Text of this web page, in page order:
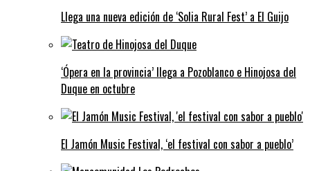
Llega una nueva edición de ‘Solia Rural Fest’ a El Guijo
‘Ópera en la provincia’ llega a Pozoblanco e Hinojosa del
Duque en octubre
El Jamón Music Festival, ‘el festival con sabor a pueblo’